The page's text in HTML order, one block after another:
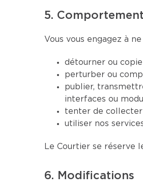
5.
Vous vous engagez à ne
détourner ou
perturber ou
publier,
interfaces ou
tenter de collecter
utiliser nos
Le Courtier se réserve
6. Modifications